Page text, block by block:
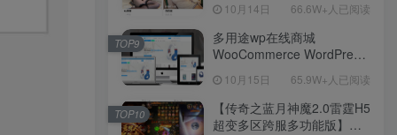
【源码+教程】
10月14日 66.6W+人已阅读
多用途wp在线商城
WooCommerce WordPress
10月15日 65.9W+人已阅读
TOP9
【传奇之蓝月神魔2.0雷霆H5
超变多区跨服多功能版】三
TOP10